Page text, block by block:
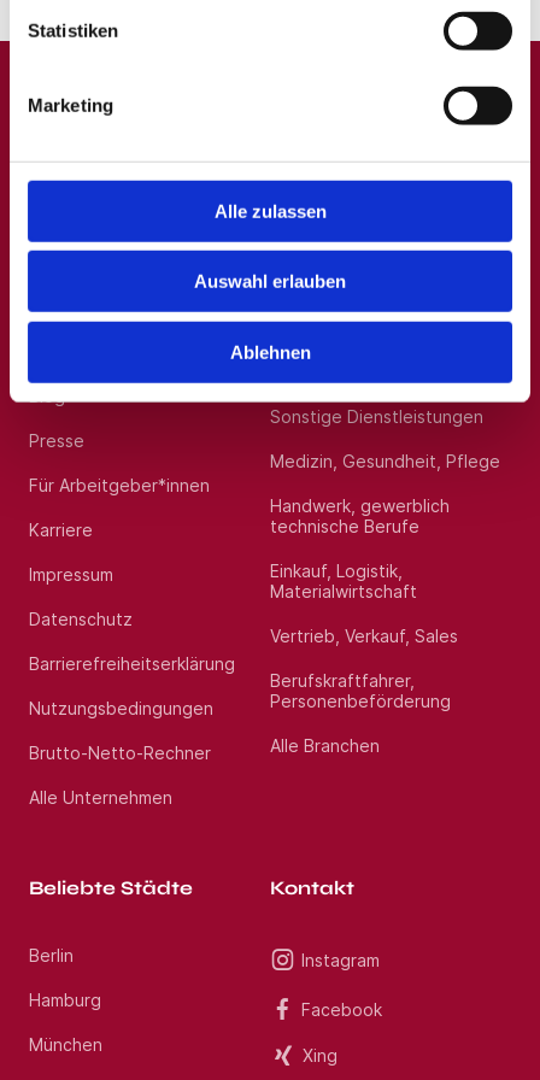
Statistiken
Marketing
Alle zulassen
Auswahl erlauben
Ablehnen
P Q
R S T U V W X Y Z 0-9
Presse
Für Arbeitgeber*innen
Karriere
Impressum
Datenschutz
Barrierefreiheitserklärung
Nutzungsbedingungen
Brutto-Netto-Rechner
Alle Unternehmen
Beliebte Kategorien
Hilfskräfte, Aushilfs- und
Sonstige Dienstleistungen
Medizin, Gesundheit, Pflege
Handwerk, gewerblich
technische Berufe
Einkauf, Logistik,
Materialwirtschaft
Vertrieb, Verkauf, Sales
Berufskraftfahrer,
Personenbeförderung
Alle Branchen
Beliebte Städte
Berlin
Hamburg
München
Kontakt
Instagram
Facebook
Xing